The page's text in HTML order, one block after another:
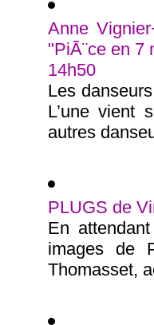
Anne
"PiÃ¨ce en 7
14h50
Les
L’une vient
autres
PLUGS de
En
images de
Thomasset,